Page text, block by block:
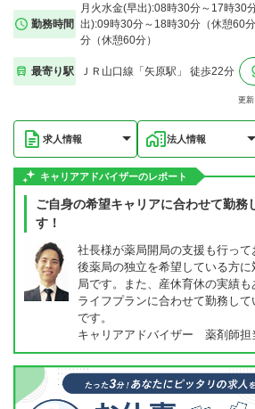
勤務時間
月火水金(早出):08時30分～17時30
出):09時30分～18時30分（休憩60
分（休憩60分）
最寄り駅 ＪＲ山口線「矢原駅」 徒歩22分
更
求人情報 法人情報
キャリアアドバイザーのレポート
ご自身の希望キャリアに合わせて勤務
す！
社長様が薬局開局の支援も行っ
後薬局の独立を希望している方
局です。また、産休育休の実績
ライフプランに合わせて勤務し
です。
キャリアアドバイザー 薬剤師担